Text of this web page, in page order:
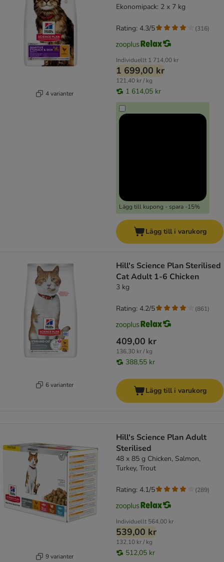
4 varianter
Ekonomipack: 2 x 7 kg
Individuellt 1 714,00 kr
1 699,00 kr
121,40 kr / kg
1 614,05 kr
Lägg till kupong - spara -15%
Rating: 4.3/5 (316)
Lägg till i varukorg
6 varianter
Hill's Science Plan Sterilised
Cat Adult 1-6 Chicken
3 kg
409,00 kr
136,30 kr / kg
388,55 kr
Rating: 4.2/5 (861)
Lägg till i varukorg
9 varianter
Hill's Science Plan Adult
Sterilised
48 x 85 g Chicken, Salmon,
Turkey, Trout
Individuellt 564,00 kr
539,00 kr
132,10 kr / kg
512,05 kr
Rating: 4.1/5 (289)